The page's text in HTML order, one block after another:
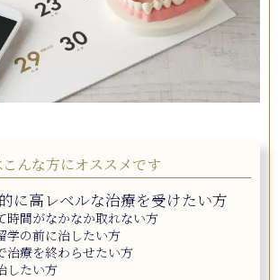
んな方にオススメです
に高レベルな治療を受けたい方
時間がなかなか取れない方
学の前に治したい方
治療を終わらせたい方
したい方